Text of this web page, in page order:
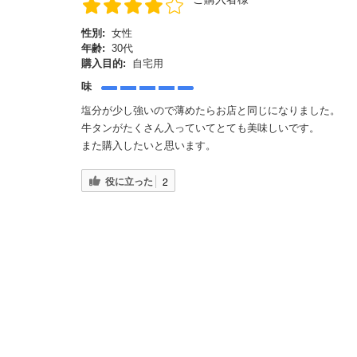
性別: 女性
年齢: 30代
購入目的:
自宅用
味
塩分が少し強いので薄めたらお店と同じになりました。
牛タンがたくさん入っていてとても美味しいです。
また購入したいと思います。
役に立った 2